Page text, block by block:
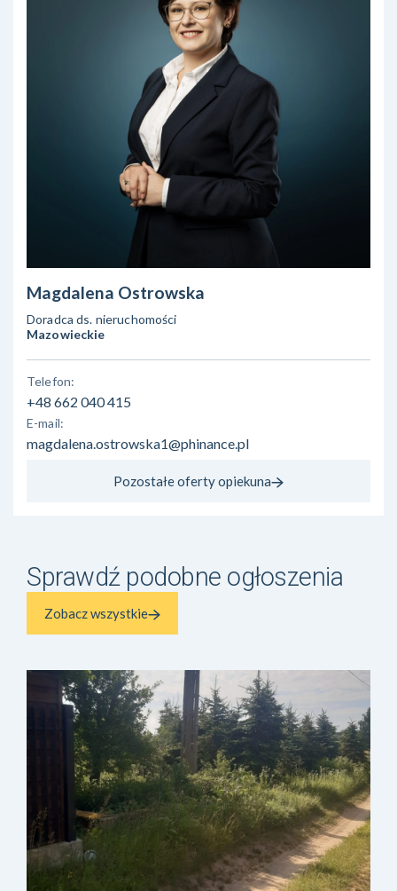
Magdalena Ostrowska
Doradca ds. nieruchomości
Mazowieckie
Telefon:
+48 662 040 415
E-mail:
magdalena.ostrowska1@phinance.pl
Pozostałe oferty opiekuna
Sprawdź podobne ogłoszenia
Zobacz wszystkie